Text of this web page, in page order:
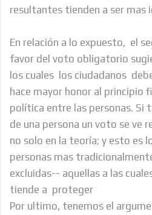
resultantes tienden a ser mas
En relación a lo expuesto, el
favor del voto obligatorio
los cuales los ciudadanos
hace mayor honor al principio
política entre las personas. Si
de una persona un voto se ve
no solo en la teoría; y esto es
personas mas
excluidas-- aquellas a las
tiende a proteger
Por ultimo, tenemos el